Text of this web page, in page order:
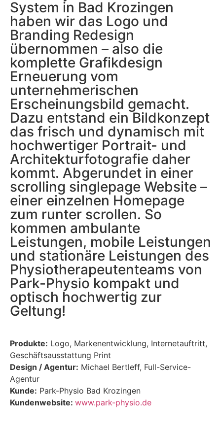
System in Bad Krozingen
haben wir das Logo und
Branding Redesign
übernommen – also die
komplette Grafikdesign
Erneuerung vom
unternehmerischen
Erscheinungsbild gemacht.
Dazu entstand ein Bildkonzept
das frisch und dynamisch mit
hochwertiger Portrait- und
Architekturfotografie daher
kommt. Abgerundet in einer
scrolling singlepage Website –
einer einzelnen Homepage
zum runter scrollen. So
kommen ambulante
Leistungen, mobile Leistungen
und stationäre Leistungen des
Physiotherapeutenteams von
Park-Physio kompakt und
optisch hochwertig zur
Geltung!
Produkte: Logo, Markenentwicklung, Internetauftritt,
Geschäftsausstattung Print
Design / Agentur: Michael Bertleff, Full-Service-
Agentur
Kunde: Park-Physio Bad Krozingen
Kundenwebsite: www.park-physio.de